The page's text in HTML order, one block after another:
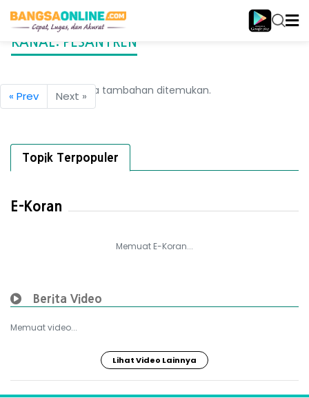
KANAL: PESANTREN
Tidak ada berita tambahan ditemukan.
« Prev Next »
Topik Terpopuler
E-Koran
Memuat E-Koran...
Berita Video
Memuat video...
Lihat Video Lainnya